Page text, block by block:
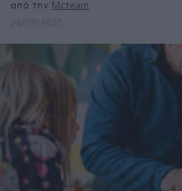
από την Mcteam